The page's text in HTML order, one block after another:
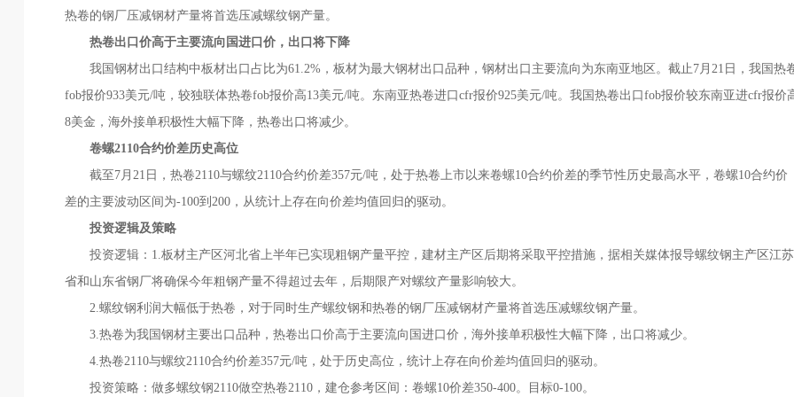
热卷的钢厂压减钢材产量将首选压减螺纹钢产量。
热卷出口价高于主要流向国进口价，出口将下降
我国钢材出口结构中板材出口占比为61.2%，板材为最大钢材出口品种，钢材出口主要流向为东南亚地区。截止7月21日，我国热
fob报价933美元/吨，较独联体热卷fob报价高13美元/吨。东南亚热卷进口cfr报价925美元/吨。我国热卷出口fob报价较东南亚进cfr报价
8美金，海外接单积极性大幅下降，热卷出口将减少。
卷螺2110合约价差历史高位
截至7月21日，热卷2110与螺纹2110合约价差357元/吨，处于热卷上市以来卷螺10合约价差的季节性历史最高水平，卷螺10合约价
差的主要波动区间为-100到200，从统计上存在向价差均值回归的驱动。
投资逻辑及策略
投资逻辑：1.板材主产区河北省上半年已实现粗钢产量平控，建材主产区后期将采取平控措施，据相关媒体报导螺纹钢主产区江苏
省和山东省钢厂将确保今年粗钢产量不得超过去年，后期限产对螺纹产量影响较大。
2.螺纹钢利润大幅低于热卷，对于同时生产螺纹钢和热卷的钢厂压减钢材产量将首选压减螺纹钢产量。
3.热卷为我国钢材主要出口品种，热卷出口价高于主要流向国进口价，海外接单积极性大幅下降，出口将减少。
4.热卷2110与螺纹2110合约价差357元/吨，处于历史高位，统计上存在向价差均值回归的驱动。
投资策略：做多螺纹钢2110做空热卷2110，建仓参考区间：卷螺10价差350-400。目标0-100。